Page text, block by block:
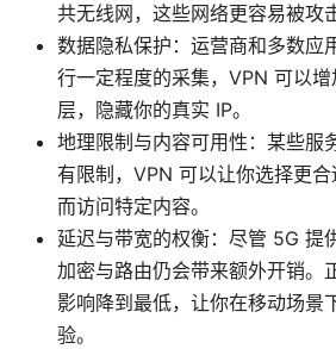
共无线网，这些网络更容易被攻
数据隐私保护：运营商和多数应
行一定程度的采集，VPN 可以
层，隐藏你的真实 IP。
地理限制与内容可用性：某些服
有限制，VPN 可以让你选择更
而访问特定内容。
延迟与带宽的权衡：尽管 5G 提
加密与路由仍会带来额外开销。
影响降到最低，让你在移动场景
验。